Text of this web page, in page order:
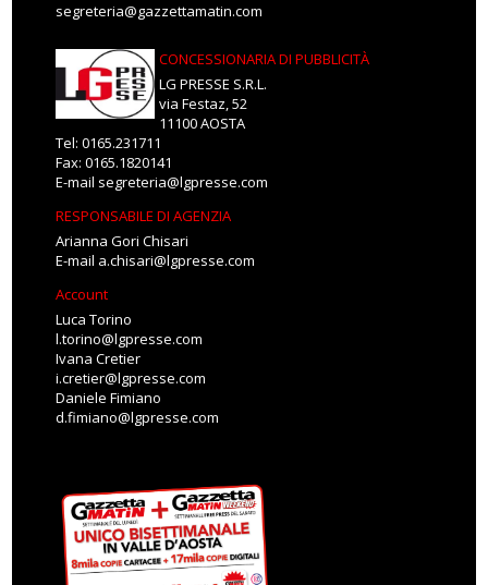
segreteria@gazzettamatin.com
CONCESSIONARIA DI PUBBLICITÀ
LG PRESSE S.R.L.
via Festaz, 52
11100 AOSTA
Tel: 0165.231711
Fax: 0165.1820141
E-mail segreteria@lgpresse.com
RESPONSABILE DI AGENZIA
Arianna Gori Chisari
E-mail a.chisari@lgpresse.com
Account
Luca Torino
l.torino@lgpresse.com
Ivana Cretier
i.cretier@lgpresse.com
Daniele Fimiano
d.fimiano@lgpresse.com